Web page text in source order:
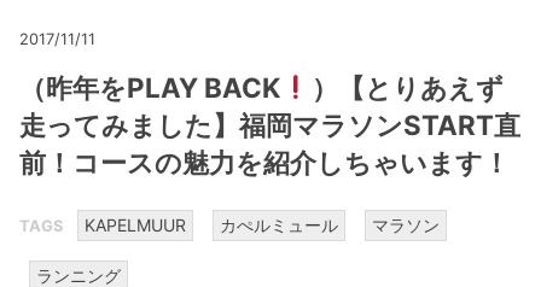
2017/11/11
（昨年をPLAY BACK
）【とりあえず
走ってみました】福岡マラソンSTART直
前！コースの魅力を紹介しちゃいます！
TAGS KAPELMUUR カぺルミュール マラソン
ランニング